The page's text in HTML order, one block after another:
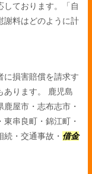
しております。「自
謝料はどのように計
に損害賠償を請求す
あります。 鹿児島
屋市・志布志市・
串良町・錦江町・
・交通事故・ 借金